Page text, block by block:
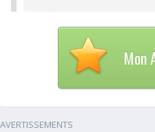
Mon
AVERTISSEMENTS